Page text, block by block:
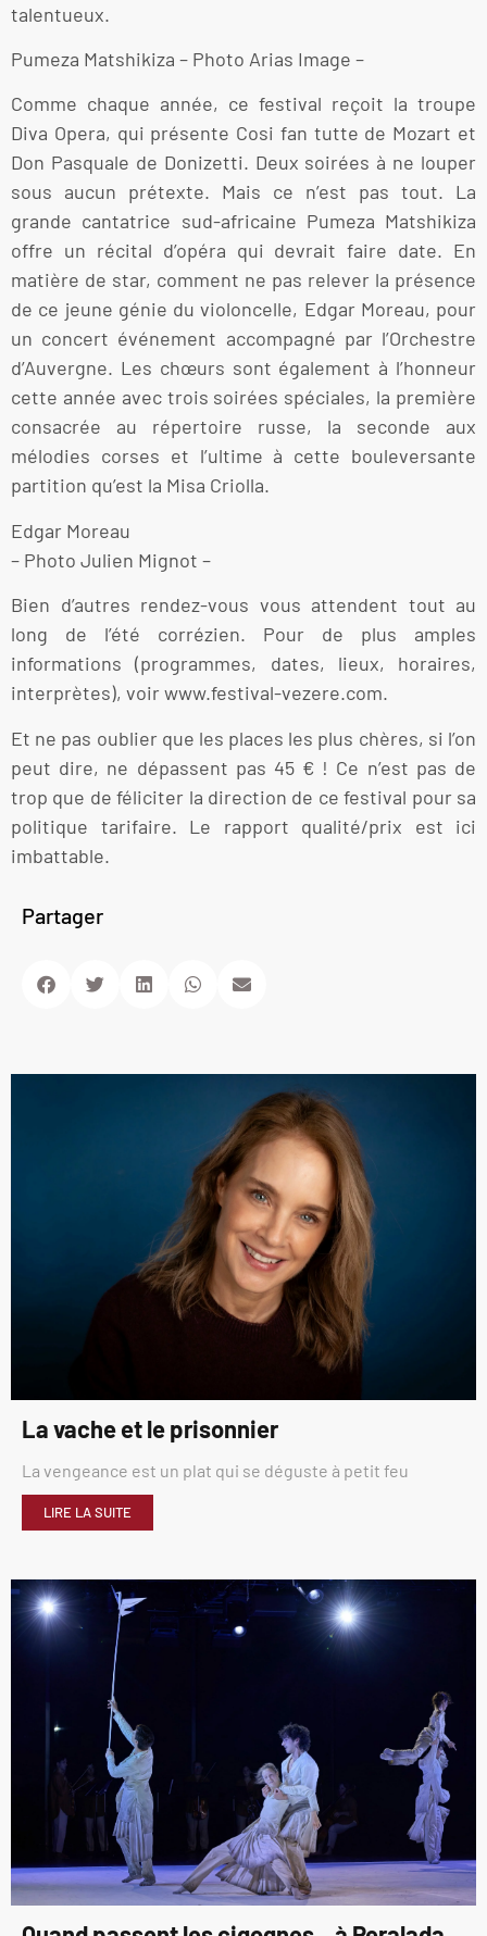
talentueux.
Pumeza Matshikiza – Photo Arias Image –
Comme chaque année, ce festival reçoit la troupe
Diva Opera, qui présente Cosi fan tutte de Mozart et
Don Pasquale de Donizetti. Deux soirées à ne louper
sous aucun prétexte. Mais ce n’est pas tout. La
grande cantatrice sud-africaine Pumeza Matshikiza
offre un récital d’opéra qui devrait faire date. En
matière de star, comment ne pas relever la présence
de ce jeune génie du violoncelle, Edgar Moreau, pour
un concert événement accompagné par l’Orchestre
d’Auvergne. Les chœurs sont également à l’honneur
cette année avec trois soirées spéciales, la première
consacrée au répertoire russe, la seconde aux
mélodies corses et l’ultime à cette bouleversante
partition qu’est la Misa Criolla.
Edgar Moreau
– Photo Julien Mignot –
Bien d’autres rendez-vous vous attendent tout au
long de l’été corrézien. Pour de plus amples
informations (programmes, dates, lieux, horaires,
interprètes), voir www.festival-vezere.com.
Et ne pas oublier que les places les plus chères, si l’on
peut dire, ne dépassent pas 45 € ! Ce n’est pas de
trop que de féliciter la direction de ce festival pour sa
politique tarifaire. Le rapport qualité/prix est ici
imbattable.
Partager
La vache et le prisonnier
La vengeance est un plat qui se déguste à petit feu
LIRE LA SUITE